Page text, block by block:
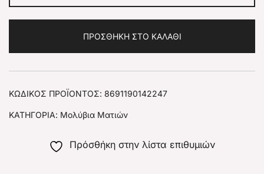
ΠΡΟΣΘΉΚΗ ΣΤΟ ΚΑΛΆΘΙ
ΚΩΔΙΚΌΣ ΠΡΟΪΌΝΤΟΣ: 8691190142247
ΚΑΤΗΓΟΡΊΑ: Μολύβια Ματιών
Πρόσθήκη στην λίστα επιθυμιών